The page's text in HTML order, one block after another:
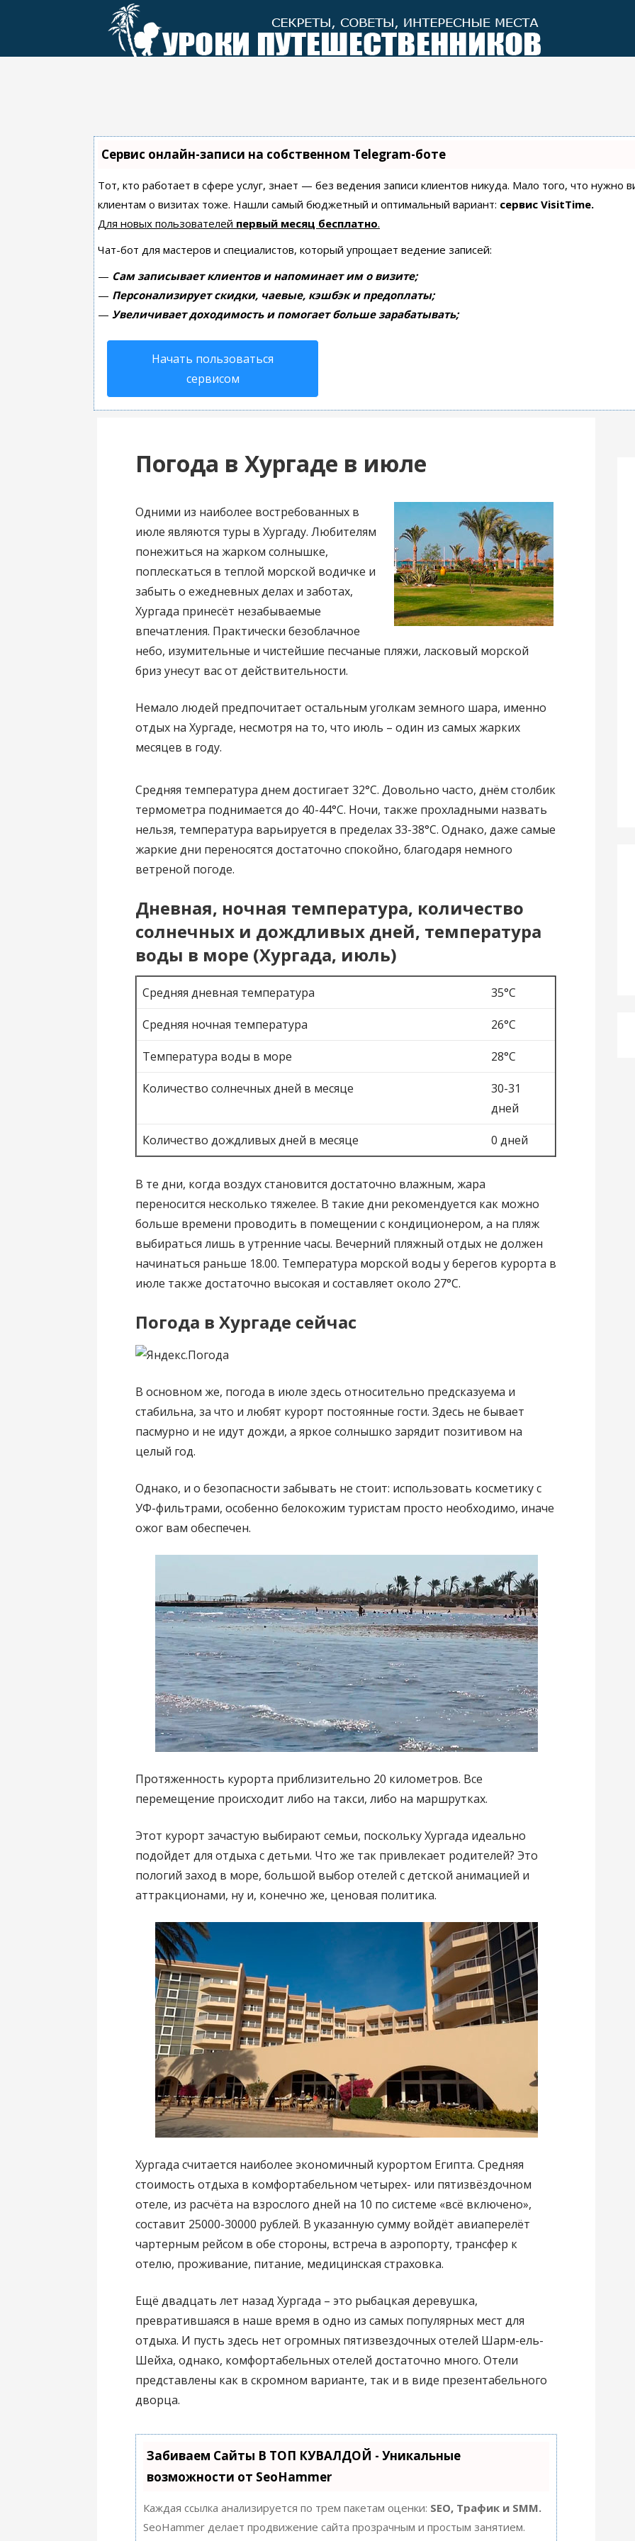
Сервис онлайн-записи на собственном Telegram-боте
Тот, кто работает в сфере услуг, знает — без ведения записи клиентов никуда. Мало того, что нужно
клиентам о визитах тоже. Нашли самый бюджетный и оптимальный вариант: сервис VisitTime.
Для новых пользователей первый месяц бесплатно.
Чат-бот для мастеров и специалистов, который упрощает ведение записей:
— Сам записывает клиентов и напоминает им о визите;
— Персонализирует скидки, чаевые, кэшбэк и предоплаты;
— Увеличивает доходимость и помогает больше зарабатывать;
Начать пользоваться
сервисом
Погода в Хургаде в июле
Одними из наиболее востребованных в
июле являются туры в Хургаду. Любителям
понежиться на жарком солнышке,
поплескаться в теплой морской водичке и
забыть о ежедневных делах и заботах,
Хургада принесёт незабываемые
впечатления. Практически безоблачное
небо, изумительные и чистейшие песчаные пляжи, ласковый морской
бриз унесут вас от действительности.
Немало людей предпочитает остальным уголкам земного шара, именно
отдых на Хургаде, несмотря на то, что июль – один из самых жарких
месяцев в году.
Средняя температура днем достигает 32°С. Довольно часто, днём столбик
термометра поднимается до 40-44°С. Ночи, также прохладными назвать
нельзя, температура варьируется в пределах 33-38°С. Однако, даже самые
жаркие дни переносятся достаточно спокойно, благодаря немного
ветреной погоде.
Дневная, ночная температура, количество
солнечных и дождливых дней, температура
воды в море (Хургада, июль)
Средняя дневная температура 35°C
Средняя ночная температура 26°C
Температура воды в море 28°C
Количество солнечных дней в месяце
30-31
дней
Количество дождливых дней в месяце 0 дней
В те дни, когда воздух становится достаточно влажным, жара
переносится несколько тяжелее. В такие дни рекомендуется как можно
больше времени проводить в помещении с кондиционером, а на пляж
выбираться лишь в утренние часы. Вечерний пляжный отдых не должен
начинаться раньше 18.00. Температура морской воды у берегов курорта в
июле также достаточно высокая и составляет около 27°С.
Погода в Хургаде сейчас
В основном же, погода в июле здесь относительно предсказуема и
стабильна, за что и любят курорт постоянные гости. Здесь не бывает
пасмурно и не идут дожди, а яркое солнышко зарядит позитивом на
целый год.
Однако, и о безопасности забывать не стоит: использовать косметику с
УФ-фильтрами, особенно белокожим туристам просто необходимо, иначе
ожог вам обеспечен.
Протяженность курорта приблизительно 20 километров. Все
перемещение происходит либо на такси, либо на маршрутках.
Этот курорт зачастую выбирают семьи, поскольку Хургада идеально
подойдет для отдыха с детьми. Что же так привлекает родителей? Это
пологий заход в море, большой выбор отелей с детской анимацией и
аттракционами, ну и, конечно же, ценовая политика.
Хургада считается наиболее экономичный курортом Египта. Средняя
стоимость отдыха в комфортабельном четырех- или пятизвёздочном
отеле, из расчёта на взрослого дней на 10 по системе «всё включено»,
составит 25000-30000 рублей. В указанную сумму войдёт авиаперелёт
чартерным рейсом в обе стороны, встреча в аэропорту, трансфер к
отелю, проживание, питание, медицинская страховка.
Ещё двадцать лет назад Хургада – это рыбацкая деревушка,
превратившаяся в наше время в одно из самых популярных мест для
отдыха. И пусть здесь нет огромных пятизвездочных отелей Шарм-ель-
Шейха, однако, комфортабельных отелей достаточно много. Отели
представлены как в скромном варианте, так и в виде презентабельного
дворца.
Забиваем Сайты В ТОП КУВАЛДОЙ - Уникальные
возможности от SeoHammer
Каждая ссылка анализируется по трем пакетам оценки: SEO, Трафик и SMM.
SeoHammer делает продвижение сайта прозрачным и простым занятием.